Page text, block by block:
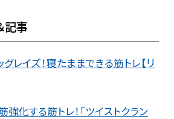
記事
レイズ！寝たままできる筋トレ【リ
化する筋トレ！「ツイストクラン